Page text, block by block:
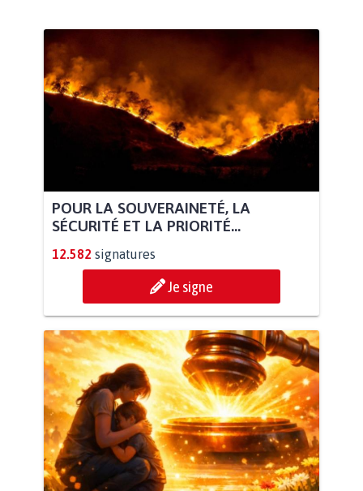
POUR LA SOUVERAINETÉ, LA
SÉCURITÉ ET LA PRIORITÉ...
12.582 signatures
Je signe